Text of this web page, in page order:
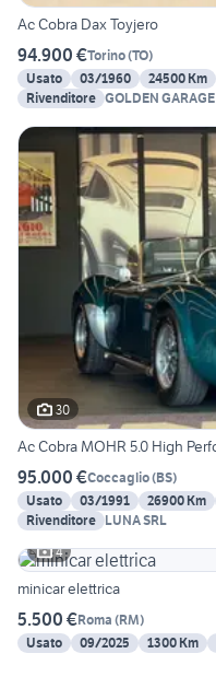
Ac Cobra Dax Toyjero
94.900 €Torino(TO)
Usato
03/1960 24500 Km
Rivenditore GOLDEN GARAGE
30
Ac Cobra MOHR 5.0 High
95.000 €Coccaglio(BS)
Usato
03/1991 26900 Km
Rivenditore LUNA SRL
4
minicar elettrica
5.500 €Roma (RM)
Usato
09/2025 1300 Km